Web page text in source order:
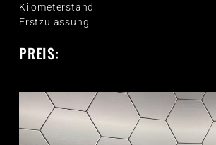
Kilometerstand:
Erstzulassung:
PREIS: